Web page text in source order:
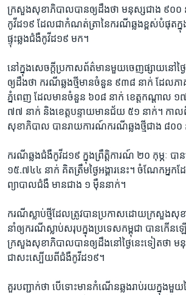
រកក្រសួង​សុខា​ភិបាល​បាន​ឲ្យ​ដឹង​ថា​ មនុស្ស​ជាង ​៩០០
កូវីដ​១៩ ដែល​ជា​កំណត់ត្រានៃករណី​ឆ្លង​ខ្ពស់បំផុតក្នុ
ផ្ទុះ​ឆ្លង​ជំងឺ​កូវីដ​១៩ មក។
នៅ​ក្នុង​សេចក្តី​ប្រកាស​ព័ត៌​មាន​មួយ​ចេញ​ផ្សាយ​នៅ​ថ្ងៃ​
ឲ្យ​ដឹង​ថា ​ករណី​ឆ្លង​ថ្មី​មាន​ចំនួន​ ៩៣៨ ​នាក់ ដែល​ភា
ភ្នំពេញ​ ដែល​មាន​ចំនួន ​៦០៨ ​នាក់ ខេត្ត​កណ្តាល​
៧៧ ​នាក់ និង​ខេត្ត​បន្ទាយ​មាន​ជ័យ ​៥១ ​នាក់។ កាល​ពី​
សុខាភិបាល ​បាន​រាយការណ៍​ករណី​ឆ្លង​ថ្មី​ជាង ​៨០០
ករណី​ឆ្លង​ជំងឺ​កូវីដ​១៩ ​ក្នុង​ព្រឹត្តិការណ៍ ​២០ កុម្ភៈ ប
១៥.៧៤៤ ​នាក់ គិត​ត្រឹម​ថ្ងៃ​អង្គារ​នេះ។ ចំណែក​អ្ន
ព្យាបាលជំងឺ​ មាន​ជាង ​១ ​ម៉ឺន​នាក់។
ករណី​ស្លាប់​ថ្មី​ដែល​ត្រូវ​បាន​ប្រកាស​ដោយ​ក្រសួង​សុខ
នាំ​ឲ្យ​ករណី​ស្លាប់​សរុប​ក្នុង​ប្រទេស​កម្ពុជា បាន​កើ
ក្រសួង​សុខាភិបាល​បាន​ឲ្យ​ដឹង​នៅ​ថ្ងៃ​នេះ​ទៀត​ថា​
ជា​សះ​ស្បើយ​ពី​ជំងឺ​កូវីដ​១៩។
គួរ​បញ្ជាក់​ថា​ បើទោះ​មាន​កំណើន​ឆ្លង​រាប់​រយក្នុង​មួយ​